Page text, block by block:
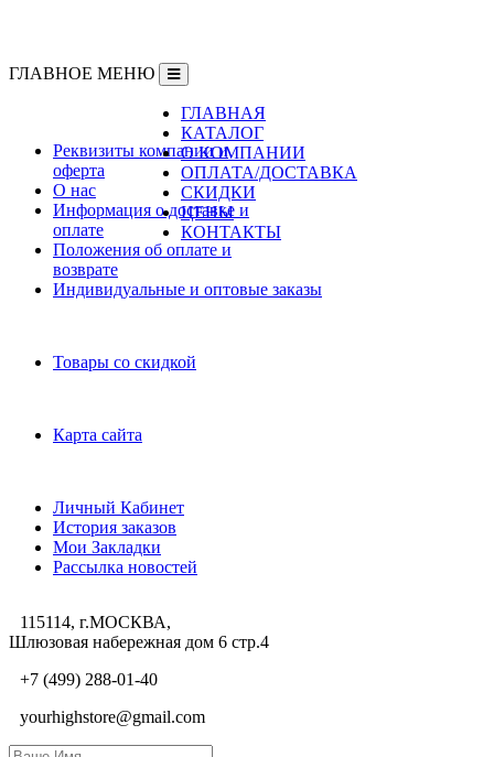
ГЛАВНОЕ МЕНЮ
ГЛАВНАЯ
КАТАЛОГ
О КОМПАНИИ
ОПЛАТА/ДОСТАВКА
СКИДКИ
ЦЕНЫ
КОНТАКТЫ
Реквизиты компании и
оферта
О нас
Информация о доставке и
оплате
Положения об оплате и
возврате
Индивидуальные и оптовые заказы
Товары со скидкой
Карта сайта
Личный Кабинет
История заказов
Мои Закладки
Рассылка новостей
115114, г.МОСКВА,
Шлюзовая набережная дом 6 стр.4
+7 (499) 288-01-40
yourhighstore@gmail.com